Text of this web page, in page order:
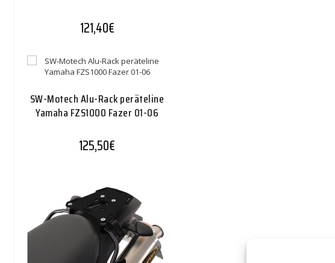
121,40€
SW-Motech Alu-Rack peräteline
Yamaha FZS1000 Fazer 01-06
125,50€